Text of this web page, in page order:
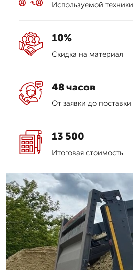
Используемой техники
10%
Скидка на материал
48 часов
От заявки до поставки
13 500
Итоговая стоимость